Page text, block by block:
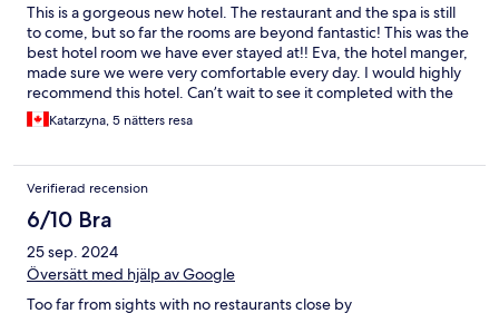
This is a gorgeous new hotel. The restaurant and the spa is still
to come, but so far the rooms are beyond fantastic! This was the
best hotel room we have ever stayed at!! Eva, the hotel manger,
made sure we were very comfortable every day. I would highly
recommend this hotel. Can’t wait to see it completed with the
addition of the restaurant and the spa next year.
Katarzyna, 5 nätters resa
Verifierad recension
6/10 Bra
25 sep. 2024
Översätt med hjälp av Google
Too far from sights with no restaurants close by